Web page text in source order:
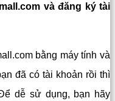
và đăng ký tài
bằng máy tính và
đã có tài khoản rồi thì
dễ sử dụng, bạn hãy